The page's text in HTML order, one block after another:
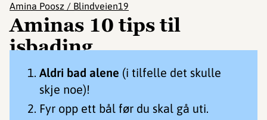
Amina Poosz / Blindveien19
Aminas 10 tips til
isbading
Aldri bad alene (i tilfelle det skulle
skje noe)!
Fyr opp ett bål før du skal gå uti.